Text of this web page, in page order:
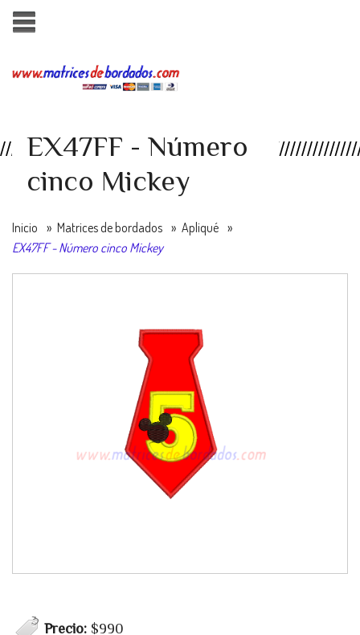
EX47FF - Número
cinco Mickey
Inicio » Matrices de bordados » Apliqué »
EX47FF - Número cinco Mickey
Precio: $990